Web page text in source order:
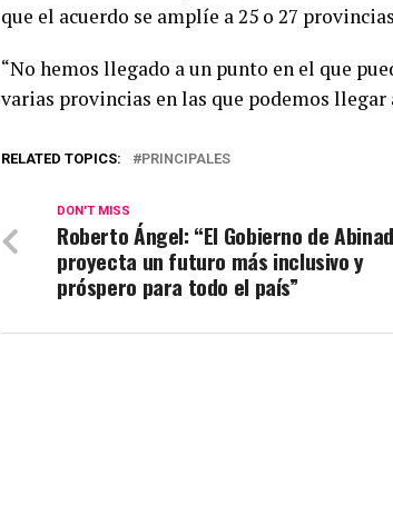
que el acuerdo se amplíe a 25 o 27
“No hemos llegado a un punto en el que
varias provincias en las que podemos llegar
RELATED TOPICS: PRINCIPALES
DON'T MISS
Roberto Ángel: “El Gobierno de
proyecta un futuro más inclusivo y
próspero para todo el país”